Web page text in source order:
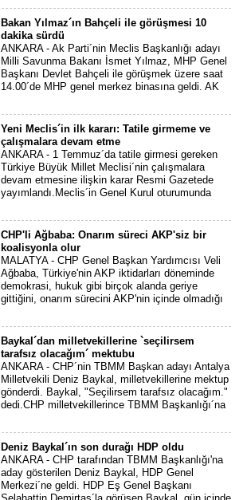
Bakan Yılmaz´ın Bahçeli ile görüşmesi 10
dakika sürdü
ANKARA - Ak Parti´nin Meclis Başkanlığı adayı
Milli Savunma Bakanı İsmet Yılmaz, MHP Genel
Başkanı Devlet Bahçeli ile görüşmek üzere saat
14.00´de MHP genel merkez binasına geldi. AK
Yeni Meclis´in ilk kararı: Tatile girmeme ve
çalışmalara devam etme
ANKARA - 1 Temmuz´da tatile girmesi gereken
Türkiye Büyük Millet Meclisi´nin çalışmalara
devam etmesine ilişkin karar Resmi Gazetede
yayımlandı.Meclis´in Genel Kurul oturumunda
CHP'li Ağbaba: Onarım süreci AKP'siz bir
koalisyonla olur
MALATYA - CHP Genel Başkan Yardımcısı Veli
Ağbaba, Türkiye'nin AKP iktidarları döneminde
demokrasi, hukuk gibi birçok alanda geriye
gittiğini, onarım sürecini AKP'nin içinde olmadığı
Baykal´dan milletvekillerine `seçilirsem
tarafsız olacağım´ mektubu
ANKARA - CHP´nin TBMM Başkan adayı Antalya
Milletvekili Deniz Baykal, milletvekillerine mektup
gönderdi. Baykal, "Seçilirsem tarafsız olacağım."
dedi.CHP milletvekillerince TBMM Başkanlığı´na
Deniz Baykal´ın son durağı HDP oldu
ANKARA - CHP tarafından TBMM Başkanlığı'na
aday gösterilen Deniz Baykal, HDP Genel
Merkezi´ne geldi. HDP Eş Genel Başkanı